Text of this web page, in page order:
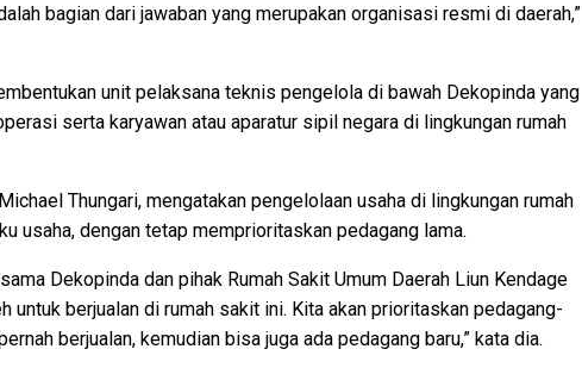
bagian dari jawaban yang merupakan organisasi resmi di daerah,”
unit pelaksana teknis pengelola di bawah Dekopinda yang
serta karyawan atau aparatur sipil negara di lingkungan rumah
Thungari, mengatakan pengelolaan usaha di lingkungan rumah
usaha, dengan tetap memprioritaskan pedagang lama.
Dekopinda dan pihak Rumah Sakit Umum Daerah Liun Kendage
untuk berjualan di rumah sakit ini. Kita akan prioritaskan pedagang-
berjualan, kemudian bisa juga ada pedagang baru,” kata dia.